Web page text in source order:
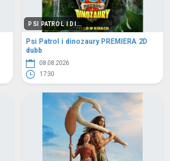
PSI PATROL I DI...
Psi Patrol i dinozaury PREMIERA 2D
dubb
08.08.2026
17:30